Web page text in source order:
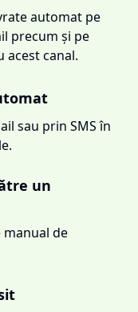
automat pe
precum și pe
acest canal.
sau prin SMS în
un
de